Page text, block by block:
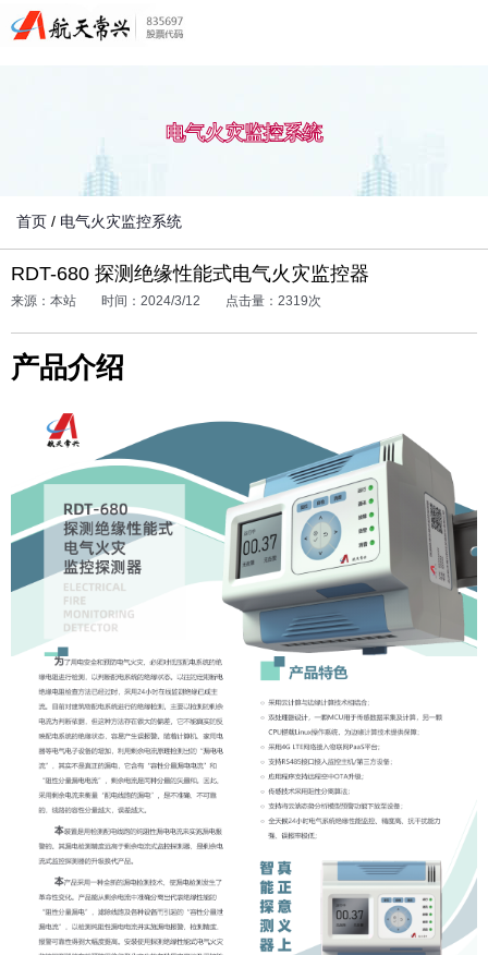
电气火灾监控系统
首页 / 电气火灾监控系统
RDT-680 探测绝缘性能式电气火灾监控器
来源：本站 时间：2024/3/12 点击量：2319次
产品介绍